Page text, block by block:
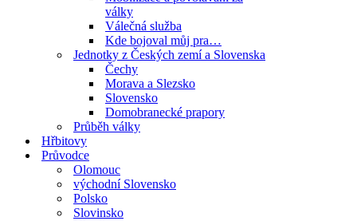
války
Válečná služba
Kde bojoval můj pra…
Jednotky z Českých zemí a Slovenska
Čechy
Morava a Slezsko
Slovensko
Domobranecké prapory
Průběh války
Hřbitovy
Průvodce
Olomouc
východní Slovensko
Polsko
Slovinsko